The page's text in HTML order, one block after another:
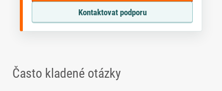
Kontaktovat podporu
Často kladené otázky